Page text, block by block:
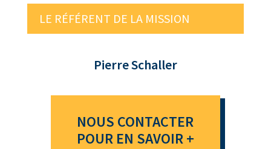
LE RÉFÉRENT DE LA MISSION
Pierre Schaller
NOUS CONTACTER
POUR EN SAVOIR +